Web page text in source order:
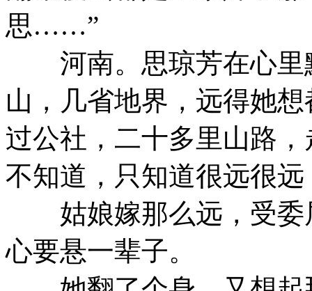
思……”
河南。思琼芳在心里
山，几省地界，远得她
过公社，二十多里山路
不知道，只知道很远很
姑娘嫁那么远，受委
心要悬一辈子。